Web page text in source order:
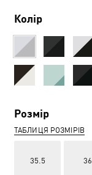
Колір
Розмір
ТАБЛИЦЯ РОЗМІРІВ
35.5 36